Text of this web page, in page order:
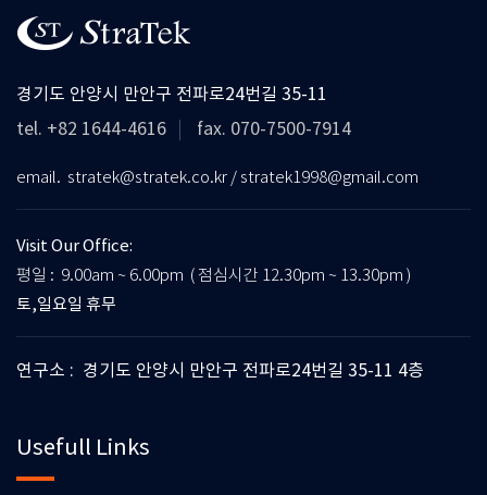
경기도 안양시 만안구 전파로24번길 35-11
tel. +82 1644-4616
fax. 070-7500-7914
email. stratek@stratek.co.kr / stratek1998@gmail.com
Visit Our Office:
평일 : 9.00am ~ 6.00pm ( 점심시간 12.30pm ~ 13.30pm )
토,일요일 휴무
연구소 : 경기도 안양시 만안구 전파로24번길 35-11 4층
Usefull Links